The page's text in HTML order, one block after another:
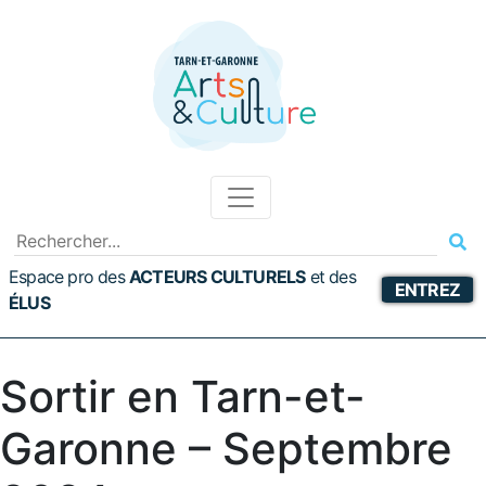
Espace pro desACTEURS CULTURELS etdes
ÉLUS
ENTREZ
Sortir en Tarn-et-
Garonne – Septembre